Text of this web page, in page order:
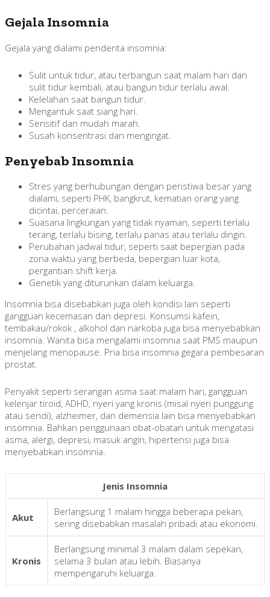
Gejala Insomnia
Gejala yang dialami penderita insomnia:
Sulit untuk tidur, atau terbangun saat malam hari dan
sulit tidur kembali, atau bangun tidur terlalu awal.
Kelelahan saat bangun tidur.
Mengantuk saat siang hari.
Sensitif dan mudah marah.
Susah konsentrasi dan mengingat.
Penyebab Insomnia
Stres yang berhubungan dengan peristiwa besar yang
dialami, seperti PHK, bangkrut, kematian orang yang
dicintai, perceraian.
Suasana lingkungan yang tidak nyaman, seperti terlalu
terang, terlalu bising, terlalu panas atau terlalu dingin.
Perubahan jadwal tidur, seperti saat bepergian pada
zona waktu yang berbeda, bepergian luar kota,
pergantian shift kerja.
Genetik yang diturunkan dalam keluarga.
Insomnia bisa disebabkan juga oleh kondisi lain seperti
gangguan kecemasan dan depresi. Konsumsi kafein,
tembakau/rokok , alkohol dan narkoba juga bisa menyebabkan
insomnia. Wanita bisa mengalami insomnia saat PMS maupun
menjelang menopause. Pria bisa insomnia gegara pembesaran
prostat.
Penyakit seperti serangan asma saat malam hari, gangguan
kelenjar tiroid, ADHD, nyeri yang kronis (misal nyeri punggung
atau sendi), alzheimer, dan demensia lain bisa menyebabkan
insomnia. Bahkan penggunaan obat-obatan untuk mengatasi
asma, alergi, depresi, masuk angin, hipertensi juga bisa
menyebabkan insomnia.
Jenis Insomnia
Akut
Berlangsung 1 malam hingga beberapa pekan,
sering disebabkan masalah pribadi atau ekonomi.
Kronis
Berlangsung minimal 3 malam dalam sepekan,
selama 3 bulan atau lebih. Biasanya
mempengaruhi keluarga.